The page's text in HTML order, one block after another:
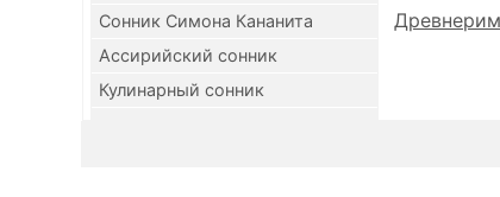
Сонник Симона Кананита
Ассирийский сонник
Кулинарный сонник